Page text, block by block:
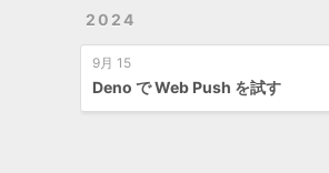
2024
9月 15
Deno で Web Push を試す